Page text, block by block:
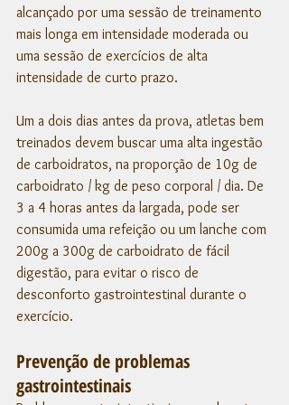
alcançado por uma sessão de treinamento
mais longa em intensidade moderada ou
uma sessão de exercícios de alta
intensidade de curto prazo.
Um a dois dias antes da prova, atletas bem
treinados devem buscar uma alta ingestão
de carboidratos, na proporção de 10g de
carboidrato / kg de peso corporal / dia. De
3 a 4 horas antes da largada, pode ser
consumida uma refeição ou um lanche com
200g a 300g de carboidrato de fácil
digestão, para evitar o risco de
desconforto gastrointestinal durante o
exercício.
Prevenção de problemas
gastrointestinais